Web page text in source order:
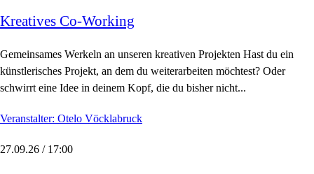
Kreatives Co-Working
Gemeinsames Werkeln an unseren kreativen Projekten Hast du ein
künstlerisches Projekt, an dem du weiterarbeiten möchtest? Oder
schwirrt eine Idee in deinem Kopf, die du bisher nicht...
Veranstalter: Otelo Vöcklabruck
27.09.26 / 17:00